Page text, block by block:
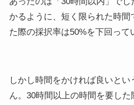
かるように、短く限られた時間
た際の採択率は50%を下回って
しかし時間をかければ良いと
ん。30時間以上の時間を要した